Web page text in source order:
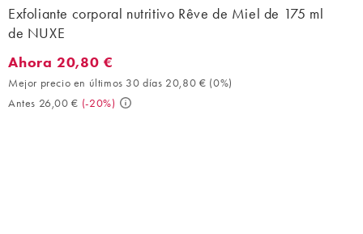
Exfoliante corporal nutritivo Rêve de Miel de 175 ml
de NUXE
Ahora 20,80 €. Mejor precio en últimos 30 días 20,80 € (0%).
Ahora 20,80 €
Mejor precio en últimos 30 días 20,80 € (0%)
Antes 26,00 € (-20%)